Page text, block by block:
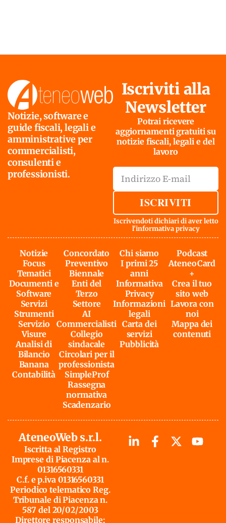
Notizie, software e
guide fiscali, legali e
amministrative per
commercialisti,
consulenti e
professionisti.
Iscriviti alla
Newsletter
Potrai ricevere
aggiornamenti gratuiti su
notizie fiscali, legali e del
lavoro
ISCRIVITI
Iscrivendoti dichiari di aver letto
l'informativa privacy
Notizie
Focus
Tematici
Documenti e
Software
Servizi
Strumenti
Servizio
Visure
Analisi di
Bilancio
Banana
Contabilità
Concordato
Preventivo
Biennale
Enti del
Terzo
Settore
AI
Commercialisti
Collegio
sindacale
Circolari per il
professionista
SimpleProf
Rassegna
normativa
Scadenzario
Chi siamo
I primi 25
anni
Informativa
Privacy
Informazioni
legali
Carta dei
servizi
Pubblicità
Podcast
AteneoCard
+
Crea il tuo
sito web
Lavora con
noi
Mappa dei
contenuti
AteneoWeb s.r.l.
Iscritta al Registro
Imprese di Piacenza al n.
01316560331
C.f. e p.iva 01316560331
Periodico telematico Reg.
Tribunale di Piacenza n.
587 del 20/02/2003
Direttore responsabile: